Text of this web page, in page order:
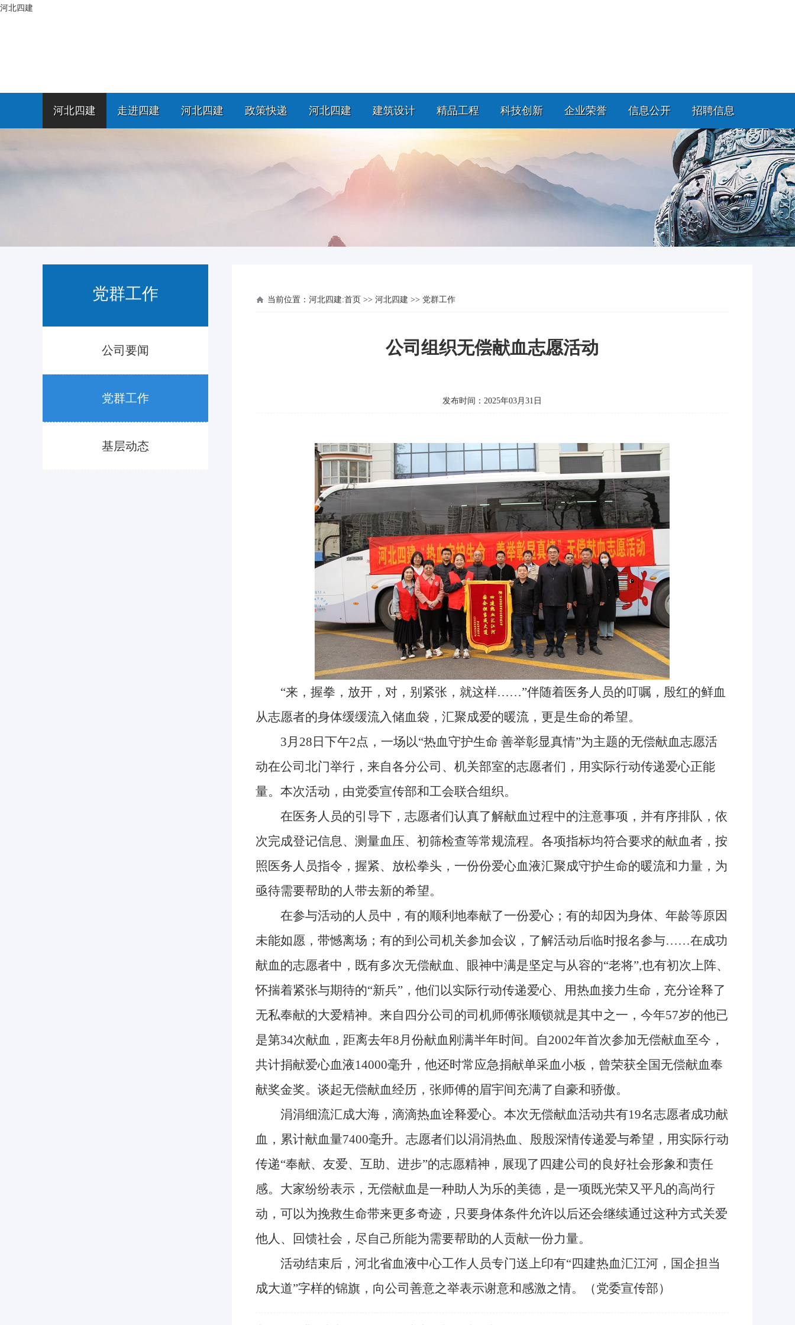
河北四建
河北四建 走进四建 河北四建 政策快递 河北四建 建筑设计 精品工程 科技创新 企业荣誉 信息公开 招聘信息
党群工作
公司要闻
党群工作
基层动态
当前位置： 河北四建:首页 >> 河北四建 >> 党群工作
公司组织无偿献血志愿活动
发布时间：2025年03月31日
“来，握拳，放开，对，别紧张，就这样……”伴随着医务人员的叮嘱，殷红的鲜血
从志愿者的身体缓缓流入储血袋，汇聚成爱的暖流，更是生命的希望。
3月28日下午2点，一场以“热血守护生命 善举彰显真情”为主题的无偿献血志愿活
动在公司北门举行，来自各分公司、机关部室的志愿者们，用实际行动传递爱心正能
量。本次活动，由党委宣传部和工会联合组织。
在医务人员的引导下，志愿者们认真了解献血过程中的注意事项，并有序排队，依
次完成登记信息、测量血压、初筛检查等常规流程。各项指标均符合要求的献血者，按
照医务人员指令，握紧、放松拳头，一份份爱心血液汇聚成守护生命的暖流和力量，为
亟待需要帮助的人带去新的希望。
在参与活动的人员中，有的顺利地奉献了一份爱心；有的却因为身体、年龄等原因
未能如愿，带憾离场；有的到公司机关参加会议，了解活动后临时报名参与……在成功
献血的志愿者中，既有多次无偿献血、眼神中满是坚定与从容的“老将”,也有初次上阵、
怀揣着紧张与期待的“新兵”，他们以实际行动传递爱心、用热血接力生命，充分诠释了
无私奉献的大爱精神。来自四分公司的司机师傅张顺锁就是其中之一，今年57岁的他已
是第34次献血，距离去年8月份献血刚满半年时间。自2002年首次参加无偿献血至今，
共计捐献爱心血液14000毫升，他还时常应急捐献单采血小板，曾荣获全国无偿献血奉
献奖金奖。谈起无偿献血经历，张师傅的眉宇间充满了自豪和骄傲。
涓涓细流汇成大海，滴滴热血诠释爱心。本次无偿献血活动共有19名志愿者成功献
血，累计献血量7400毫升。志愿者们以涓涓热血、殷殷深情传递爱与希望，用实际行动
传递“奉献、友爱、互助、进步”的志愿精神，展现了四建公司的良好社会形象和责任
感。大家纷纷表示，无偿献血是一种助人为乐的美德，是一项既光荣又平凡的高尚行
动，可以为挽救生命带来更多奇迹，只要身体条件允许以后还会继续通过这种方式关爱
他人、回馈社会，尽自己所能为需要帮助的人贡献一份力量。
活动结束后，河北省血液中心工作人员专门送上印有“四建热血汇江河，国企担当
成大道”字样的锦旗，向公司善意之举表示谢意和感激之情。（党委宣传部）